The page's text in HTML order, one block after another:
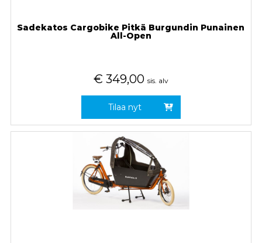
Sadekatos Cargobike Pitkä Burgundin Punainen
All-Open
€ 349,00 sis. alv
Tilaa nyt